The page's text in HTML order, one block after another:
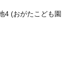
4 (おがたこども園